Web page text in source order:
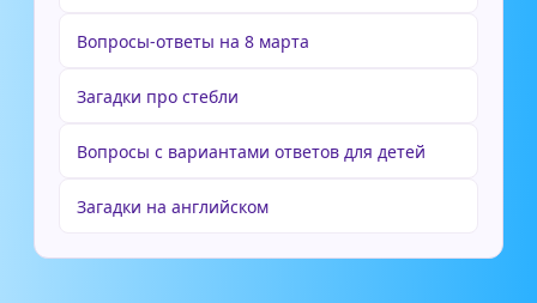
Вопросы-ответы на 8 марта
Загадки про стебли
Вопросы с вариантами ответов для детей
Загадки на английском